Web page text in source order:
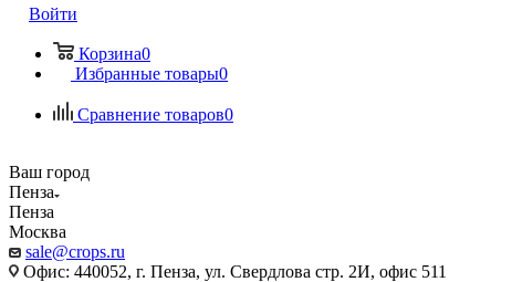
Войти
Корзина0
Избранные товары0
Сравнение товаров0
Ваш город
Пенза
Пенза
Москва
sale@crops.ru
Офис: 440052, г. Пенза, ул. Свердлова стр. 2И, офис 511